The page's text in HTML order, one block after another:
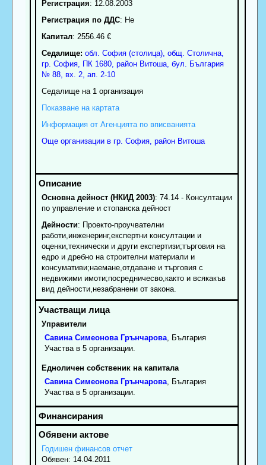
Регистрация: 12.08.2003
Регистрация по ДДС: Нe
Капитал: 2556.46 €
Седалище: обл. София (столица), общ. Столична,
гр. София, ПК 1680, район Витоша, бул. България
№ 88, вх. 2, ап. 2-10
Седалище на 1 организация
Показване на картата
Информация от Агенцията по вписванията
Още организации в гр. София, район Витоша
Основна дейност (НКИД 2003): 74.14 - Консултации
по управление и стопанска дейност
Дейности: Проекто-проучвателни
работи,инженеринг,експертни консултации и
оценки,технически и други експертизи;търговия на
едро и дребно на строителни материали и
консумативи;наемане,отдаване и търговия с
недвижими имоти;посредничесво,както и всякакъв
вид дейности,незабранени от закона.
Управители
Савина Симеонова Грънчарова, България
Участва в 5 организации.
Едноличен собственик на капитала
Савина Симеонова Грънчарова, България
Участва в 5 организации.
Годишен финансов отчет
Обявен: 14.04.2011